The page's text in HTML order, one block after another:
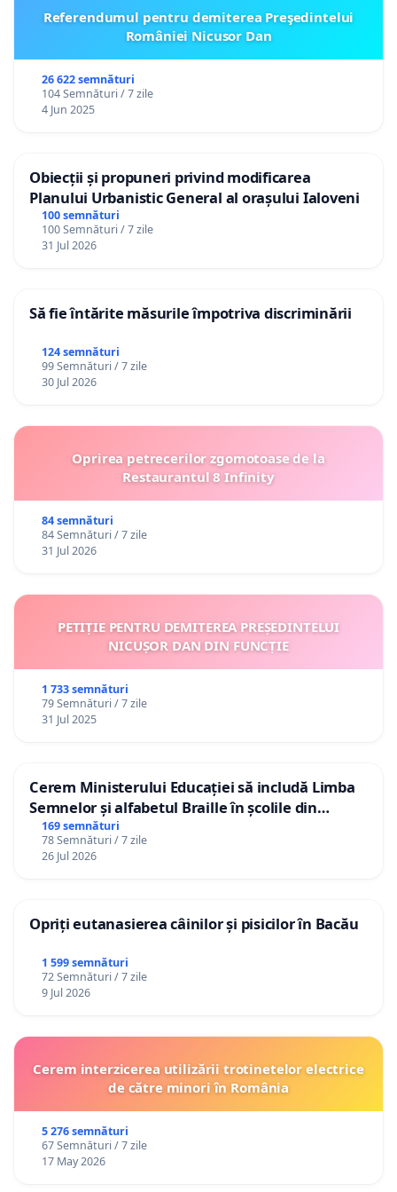
Referendumul pentru demiterea Preşedintelui
României Nicusor Dan
26 622 semnături
104 Semnături / 7 zile
4 Jun 2025
Obiecții și propuneri privind modificarea
Planului Urbanistic General al orașului Ialoveni
100 semnături
100 Semnături / 7 zile
31 Jul 2026
Să fie întărite măsurile împotriva discriminării
124 semnături
99 Semnături / 7 zile
30 Jul 2026
Oprirea petrecerilor zgomotoase de la
Restaurantul 8 Infinity
84 semnături
84 Semnături / 7 zile
31 Jul 2026
PETIȚIE PENTRU DEMITEREA PREȘEDINTELUI
NICUȘOR DAN DIN FUNCȚIE
1 733 semnături
79 Semnături / 7 zile
31 Jul 2025
Cerem Ministerului Educației să includă Limba
Semnelor și alfabetul Braille în școlile din
Republica Moldova!
169 semnături
78 Semnături / 7 zile
26 Jul 2026
Opriți eutanasierea câinilor și pisicilor în Bacău
1 599 semnături
72 Semnături / 7 zile
9 Jul 2026
Cerem interzicerea utilizării trotinetelor electrice
de către minori în România
5 276 semnături
67 Semnături / 7 zile
17 May 2026